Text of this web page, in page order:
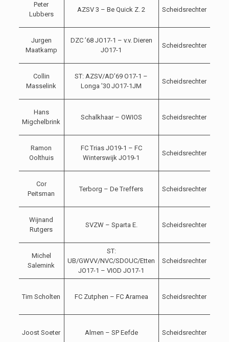
Peter
Lubbers
AZSV 3 – Be Quick Z. 2 Scheidsrechter
Jurgen
Maatkamp
DZC ’68 JO17-1 – v.v. Dieren
JO17-1
Scheidsrechter
Collin
Masselink
ST: AZSV/AD’69 O17-1 –
Longa ’30 JO17-1JM
Scheidsrechter
Hans
Migchelbrink
Schalkhaar – OWIOS Scheidsrechter
Ramon
Oolthuis
FC Trias JO19-1 – FC
Winterswijk JO19-1
Scheidsrechter
Cor
Peitsman
Terborg – De Treffers Scheidsrechter
Wijnand
Rutgers
SVZW – Sparta E. Scheidsrechter
Michel
Salemink
ST:
UB/GWVV/NVC/SDOUC/Etten
JO17-1 – VIOD JO17-1
Scheidsrechter
Tim Scholten FC Zutphen – FC Aramea Scheidsrechter
Joost Soeter Almen – SP Eefde Scheidsrechter